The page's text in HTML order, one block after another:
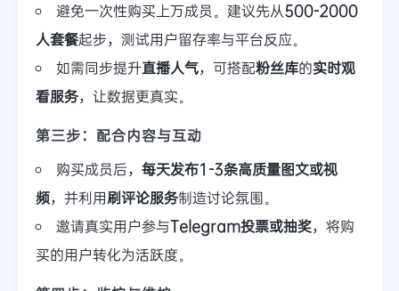
避免一次性购买上万成员。建议先从500-2000
人套餐起步，测试用户留存率与平台反应。
如需同步提升直播人气，可搭配粉丝库的实时观
看服务，让数据更真实。
第三步：配合内容与互动
购买成员后， 每天发布1-3条高质量图文或视
频，并利用刷评论服务制造讨论氛围。
邀请真实用户参与Telegram投票或抽奖，将购
买的用户转化为活跃度。